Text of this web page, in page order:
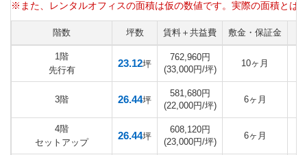
※また、レンタルオフィスの面積は仮の数値です。実際の面積とは
階数 坪数 賃料＋共益費 敷金・保証金
1階
先行有
23.12坪
762,960円
(33,000円/坪)
10ヶ月
3階 26.44坪
581,680円
(22,000円/坪)
6ヶ月
4階
セットアップ
26.44坪
608,120円
(23,000円/坪)
6ヶ月